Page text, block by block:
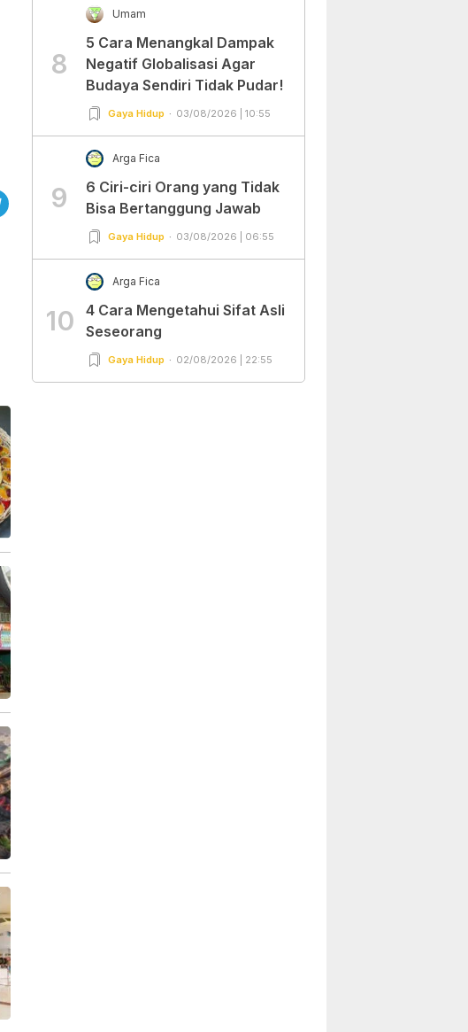
8
Umam
5 Cara Menangkal Dampak
Negatif Globalisasi Agar
Budaya Sendiri Tidak Pudar!
Gaya Hidup 03/08/2026 | 10:55
9
Arga Fica
6 Ciri-ciri Orang yang Tidak
Bisa Bertanggung Jawab
Gaya Hidup 03/08/2026 | 06:55
10
Arga Fica
4 Cara Mengetahui Sifat Asli
Seseorang
Gaya Hidup 02/08/2026 | 22:55